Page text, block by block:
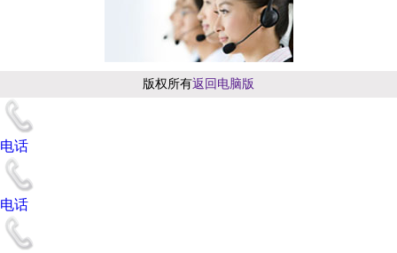
灭火：二氧化碳、干粉、干砂。禁用水和泡沫。
沸点 57.7℃
相对密度0.8580
闪点 -27.8℃
溶解性 溶于苯、乙醚和全氯乙烯。遇水即水解，释出游离
三甲基氯硅烷用途作用
版权所有返回电脑版
电话
电话